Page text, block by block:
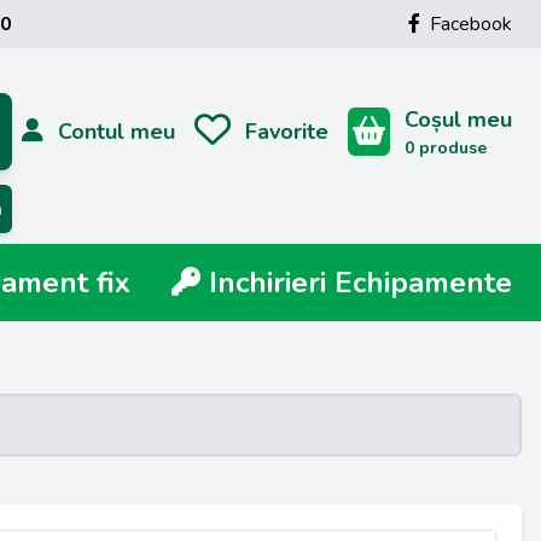
Facebook
Contul meu Favorite Coșul meu
0 produse
fix Inchirieri Echipamente